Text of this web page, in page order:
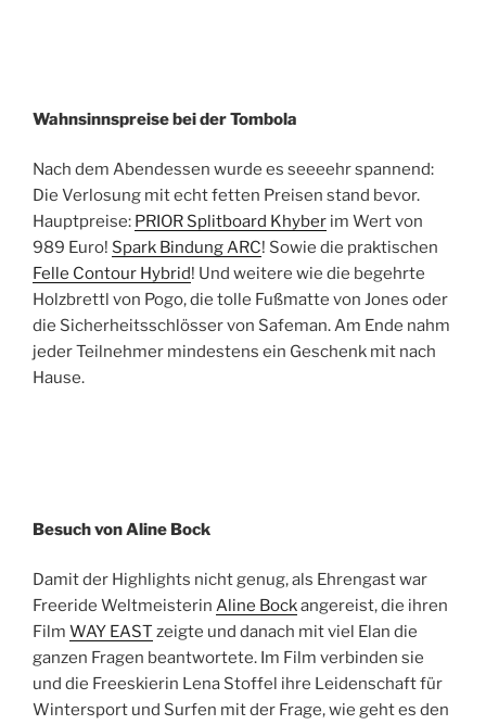
Wahnsinnspreise bei der Tombola
Nach dem Abendessen wurde es seeeehr spannend:
Die Verlosung mit echt fetten Preisen stand bevor.
Hauptpreise: PRIOR Splitboard Khyber im Wert von
989 Euro! Spark Bindung ARC! Sowie die praktischen
Felle Contour Hybrid! Und weitere wie die begehrte
Holzbrettl von Pogo, die tolle Fußmatte von Jones oder
die Sicherheitsschlösser von Safeman. Am Ende nahm
jeder Teilnehmer mindestens ein Geschenk mit nach
Hause.
Besuch von Aline Bock
Damit der Highlights nicht genug, als Ehrengast war
Freeride Weltmeisterin Aline Bockangereist, die ihren
Film WAY EAST zeigte und danach mit viel Elan die
ganzen Fragen beantwortete. Im Film verbinden sie
und die Freeskierin Lena Stoffel ihre Leidenschaft für
Wintersport und Surfen mit der Frage, wie geht es den